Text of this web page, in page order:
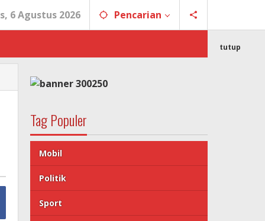
6 Agustus 2026 Pencarian
tutup
Tag Populer
Mobil
Politik
Sport